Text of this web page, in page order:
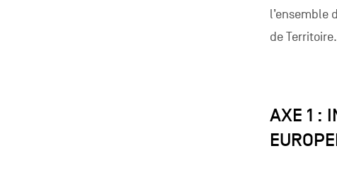
l’ensemble
de Territoire.
AXE 1 :